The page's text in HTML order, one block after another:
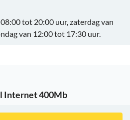
tot 20:00 uur, zaterdag van
van 12:00 tot 17:30 uur.
Internet 400Mb